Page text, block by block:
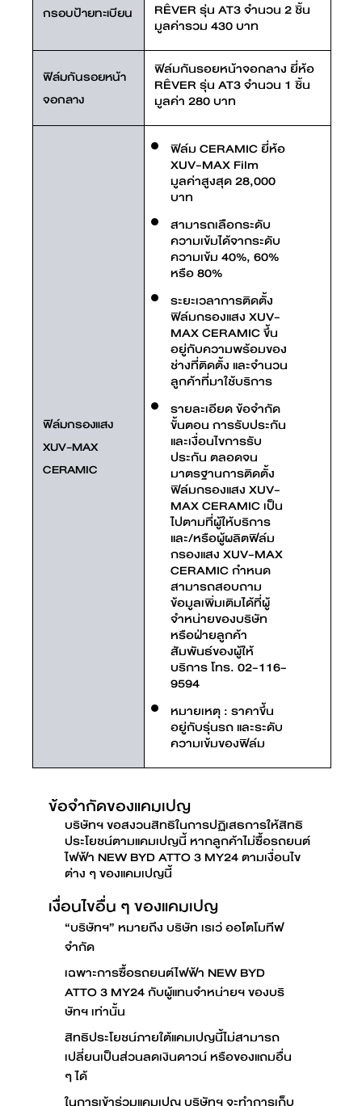
กรอบป้ายทะเบียน RÊVER รุ่น AT3 จำนวน 2 ชิ้น
มูลค่ารวม 430 บาท
ฟิล์มกันรอยหน้า
จอกลาง
ฟิล์มกันรอยหน้าจอกลาง ยี่ห้อ
RÊVER รุ่น AT3 จำนวน 1 ชิ้น
มูลค่า 280 บาท
ฟิล์มกรองแสง
XUV-MAX
CERAMIC
ฟิล์ม CERAMIC ยี่ห้อ
XUV-MAX Film
มูลค่าสูงสุด 28,000
บาท
สามารถเลือกระดับ
ความเข้มได้จากระดับ
ความเข้ม 40%, 60%
หรือ 80%
ระยะเวลาการติดตั้ง
ฟิล์มกรองแสง XUV-
MAX CERAMIC ขึ้น
อยู่กับความพร้อมของ
ช่างที่ติดตั้ง และจำนวน
ลูกค้าที่มาใช้บริการ
รายละเอียด ข้อจำกัด
ขั้นตอน การรับประกัน
และเงื่อนไขการรับ
ประกัน ตลอดจน
มาตรฐานการติดตั้ง
ฟิล์มกรองแสง XUV-
MAX CERAMIC เป็น
ไปตามที่ผู้ให้บริการ
และ/หรือผู้ผลิตฟิล์ม
กรองแสง XUV-MAX
CERAMIC กำหนด
สามารถสอบถาม
ข้อมูลเพิ่มเติมได้ที่ผู้
จำหน่ายของบริษัท
หรือฝ่ายลูกค้า
สัมพันธ์ของผู้ให้
บริการ โทร. 02-116-
9594
หมายเหตุ : ราคาขึ้น
อยู่กับรุ่นรถ และระดับ
ความเข้มของฟิล์ม
ข้อจำกัดของแคมเปญ
บริษัทฯ ขอสงวนสิทธิในการปฏิเสธการให้สิทธิ
ประโยชน์ตามแคมเปญนี้ หากลูกค้าไม่ซื้อรถยนต์
ไฟฟ้า NEW BYD ATTO 3 MY24 ตามเงื่อนไข
ต่าง ๆ ของแคมเปญนี้
เงื่อนไขอื่น ๆ ของแคมเปญ
“บริษัทฯ” หมายถึง บริษัท เรเว่ ออโตโมทีฟ
จำกัด
เฉพาะการซื้อรถยนต์ไฟฟ้า NEW BYD
ATTO 3 MY24 กับผู้แทนจำหน่ายฯ ของบริ
ษัทฯ เท่านั้น
สิทธิประโยชน์ภายใต้แคมเปญนี้ไม่สามารถ
เปลี่ยนเป็นส่วนลดเงินดาวน์ หรือของแถมอื่น
ๆ ได้